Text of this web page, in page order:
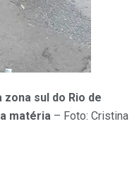
sul do Rio de
matéria – Foto: Cristina